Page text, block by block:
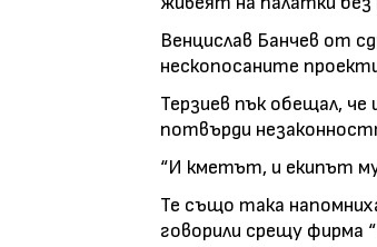
Венцислав Банчев от
нескопосаните
Терзиев пък обещал,
потвърди
“И кметът, и екипът
Те също така
говорили срещу фирма